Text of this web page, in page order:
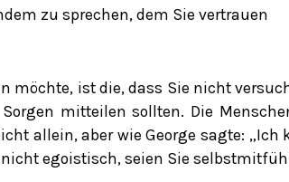
zu sprechen, dem Sie vertrauen
möchte, ist die, dass Sie nicht
mitteilen sollten. Die
allein, aber wie George sagte:
egoistisch, seien Sie